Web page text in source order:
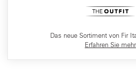
Das neue Sortiment von Fir
Erfahren Sie mehr